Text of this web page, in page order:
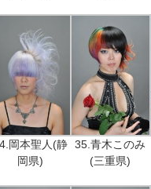
岡本聖人(静
岡県)
35.青木このみ
(三重県)